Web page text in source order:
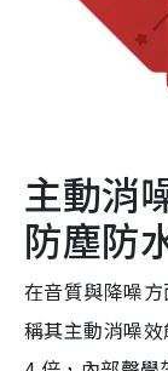
主動消
防塵防
在音質與降噪
稱其主動消噪